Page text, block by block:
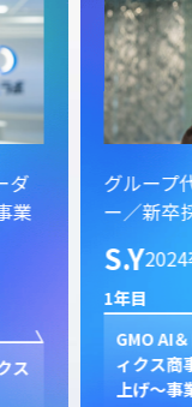
ダ
ス
採
グループ
ー／GMO
M.K
ドメイン
ーケティ